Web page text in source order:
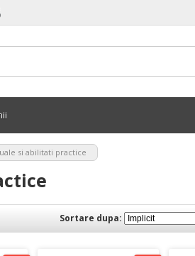
si abilitati practice
Sortare dupa: